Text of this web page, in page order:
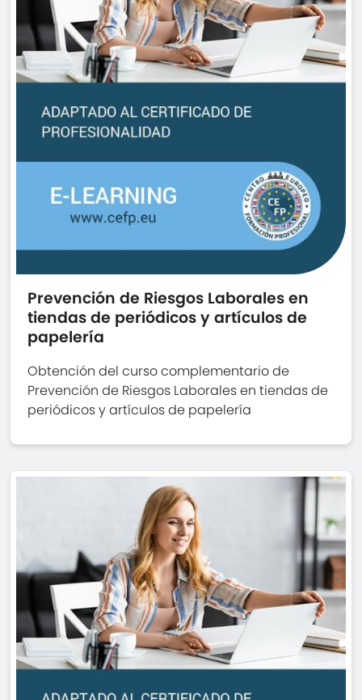
Prevención de Riesgos Laborales en
tiendas de periódicos y artículos de
papelería
Obtención del curso complementario de
Prevención de Riesgos Laborales en tiendas de
periódicos y artículos de papelería